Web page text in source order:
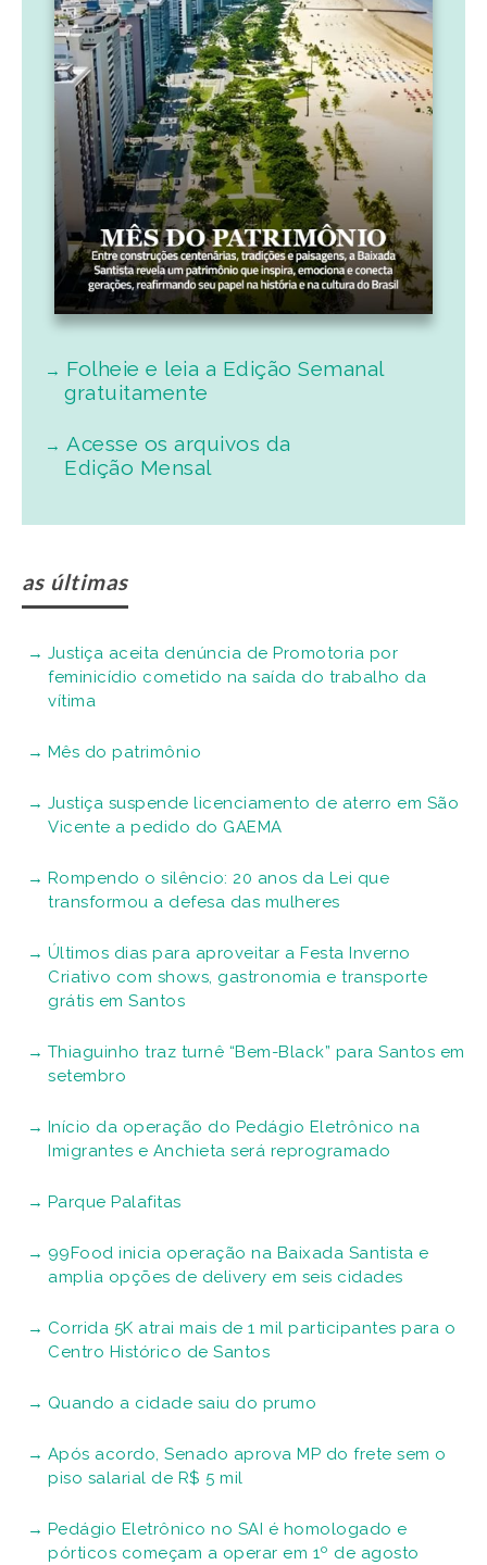
Folheie e leia a Edição Semanal
gratuitamente
Acesse os arquivos da
Edição Mensal
as últimas
Justiça aceita denúncia de Promotoria por
feminicídio cometido na saída do trabalho da
vítima
Mês do patrimônio
Justiça suspende licenciamento de aterro em São
Vicente a pedido do GAEMA
Rompendo o silêncio: 20 anos da Lei que
transformou a defesa das mulheres
Últimos dias para aproveitar a Festa Inverno
Criativo com shows, gastronomia e transporte
grátis em Santos
Thiaguinho traz turnê “Bem-Black” para Santos em
setembro
Início da operação do Pedágio Eletrônico na
Imigrantes e Anchieta será reprogramado
Parque Palafitas
99Food inicia operação na Baixada Santista e
amplia opções de delivery em seis cidades
Corrida 5K atrai mais de 1 mil participantes para o
Centro Histórico de Santos
Quando a cidade saiu do prumo
Após acordo, Senado aprova MP do frete sem o
piso salarial de R$ 5 mil
Pedágio Eletrônico no SAI é homologado e
pórticos começam a operar em 1º de agosto